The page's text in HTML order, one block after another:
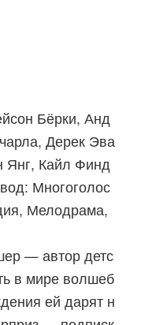
Бёрки, Анд
Дерек Эва
Янг, Кайл Финд
Многоголос
Мелодрама,
— автор детс
в мире волшеб
ей дарят н